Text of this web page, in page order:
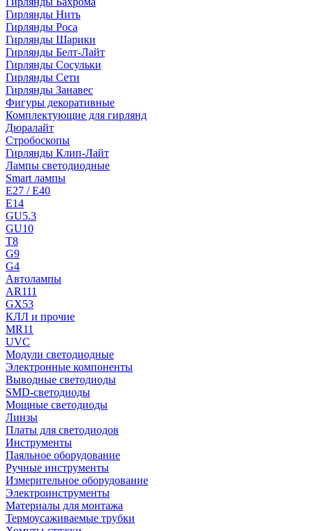
Гирлянды Нить
Гирлянды Роса
Гирлянды Шарики
Гирлянды Белт-Лайт
Гирлянды Сосульки
Гирлянды Сети
Гирлянды Занавес
Фигуры декоративные
Комплектующие для гирлянд
Дюралайт
Стробоскопы
Гирлянды Клип-Лайт
Лампы светодиодные
Smart лампы
E27 / E40
E14
GU5.3
GU10
T8
G9
G4
Автолампы
AR111
GX53
КЛЛ и прочие
MR11
UVC
Модули светодиодные
Электронные компоненты
Выводные светодиоды
SMD-светодиоды
Мощные светодиоды
Линзы
Платы для светодиодов
Инструменты
Паяльное оборудование
Ручные инструменты
Измерительное оборудование
Электроинструменты
Материалы для монтажа
Термоусаживаемые трубки